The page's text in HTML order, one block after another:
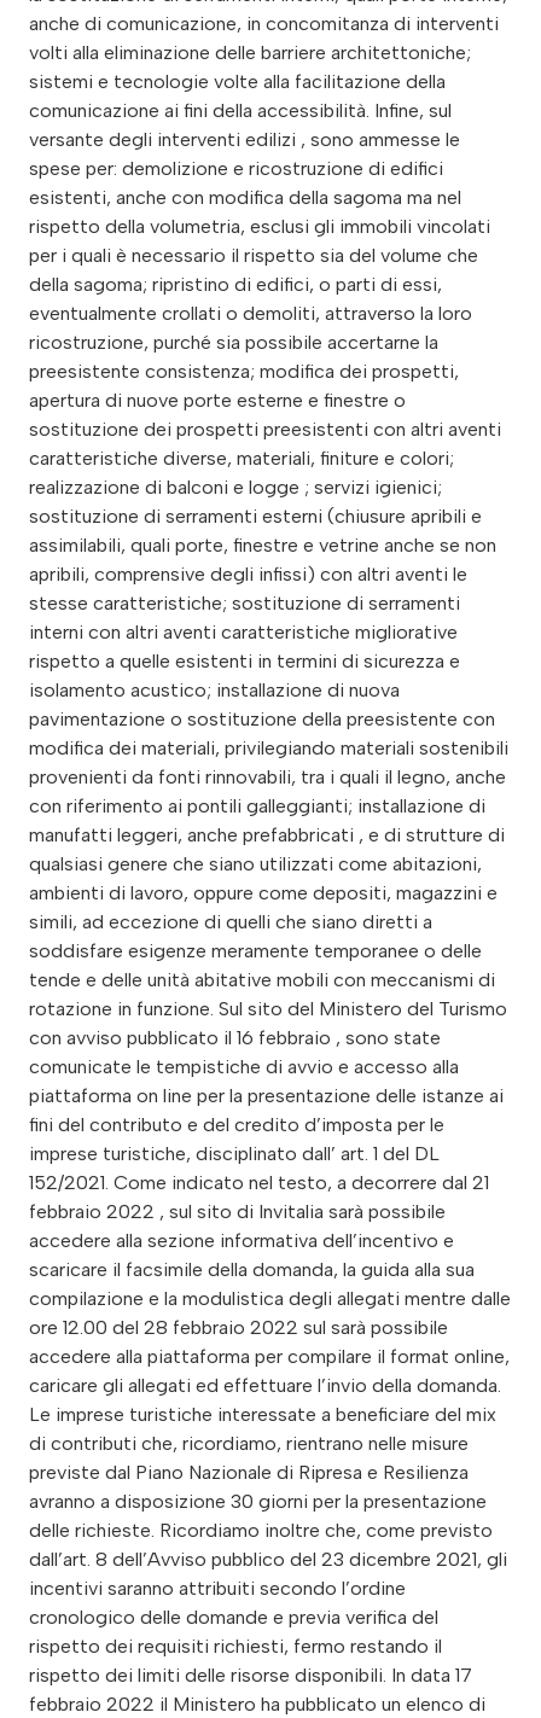
anche di comunicazione, in concomitanza di interventi
volti alla eliminazione delle barriere architettoniche;
sistemi e tecnologie volte alla facilitazione della
comunicazione ai fini della accessibilità. Infine, sul
versante degli interventi edilizi , sono ammesse le
spese per: demolizione e ricostruzione di edifici
esistenti, anche con modifica della sagoma ma nel
rispetto della volumetria, esclusi gli immobili vincolati
per i quali è necessario il rispetto sia del volume che
della sagoma; ripristino di edifici, o parti di essi,
eventualmente crollati o demoliti, attraverso la loro
ricostruzione, purché sia possibile accertarne la
preesistente consistenza; modifica dei prospetti,
apertura di nuove porte esterne e finestre o
sostituzione dei prospetti preesistenti con altri aventi
caratteristiche diverse, materiali, finiture e colori;
realizzazione di balconi e logge ; servizi igienici;
sostituzione di serramenti esterni (chiusure apribili e
assimilabili, quali porte, finestre e vetrine anche se non
apribili, comprensive degli infissi) con altri aventi le
stesse caratteristiche; sostituzione di serramenti
interni con altri aventi caratteristiche migliorative
rispetto a quelle esistenti in termini di sicurezza e
isolamento acustico; installazione di nuova
pavimentazione o sostituzione della preesistente con
modifica dei materiali, privilegiando materiali sostenibili
provenienti da fonti rinnovabili, tra i quali il legno, anche
con riferimento ai pontili galleggianti; installazione di
manufatti leggeri, anche prefabbricati , e di strutture di
qualsiasi genere che siano utilizzati come abitazioni,
ambienti di lavoro, oppure come depositi, magazzini e
simili, ad eccezione di quelli che siano diretti a
soddisfare esigenze meramente temporanee o delle
tende e delle unità abitative mobili con meccanismi di
rotazione in funzione. Sul sito del Ministero del Turismo
con avviso pubblicato il 16 febbraio , sono state
comunicate le tempistiche di avvio e accesso alla
piattaforma on line per la presentazione delle istanze ai
fini del contributo e del credito d’imposta per le
imprese turistiche, disciplinato dall’ art. 1 del DL
152/2021. Come indicato nel testo, a decorrere dal 21
febbraio 2022 , sul sito di Invitalia sarà possibile
accedere alla sezione informativa dell’incentivo e
scaricare il facsimile della domanda, la guida alla sua
compilazione e la modulistica degli allegati mentre dalle
ore 12.00 del 28 febbraio 2022 sul sarà possibile
accedere alla piattaforma per compilare il format online,
caricare gli allegati ed effettuare l’invio della domanda.
Le imprese turistiche interessate a beneficiare del mix
di contributi che, ricordiamo, rientrano nelle misure
previste dal Piano Nazionale di Ripresa e Resilienza
avranno a disposizione 30 giorni per la presentazione
delle richieste. Ricordiamo inoltre che, come previsto
dall’art. 8 dell’Avviso pubblico del 23 dicembre 2021, gli
incentivi saranno attribuiti secondo l’ordine
cronologico delle domande e previa verifica del
rispetto dei requisiti richiesti, fermo restando il
rispetto dei limiti delle risorse disponibili. In data 17
febbraio 2022 il Ministero ha pubblicato un elenco di